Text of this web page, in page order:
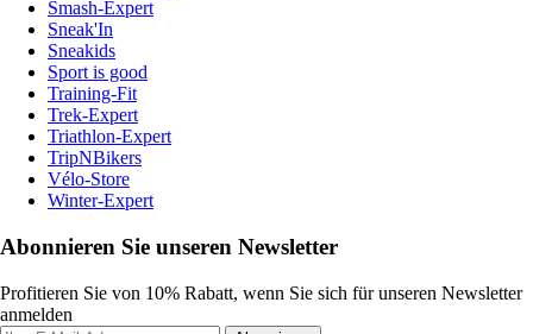
Smash-Expert
Sneak'In
Sneakids
Sport is good
Training-Fit
Trek-Expert
Triathlon-Expert
TripNBikers
Vélo-Store
Winter-Expert
Abonnieren Sie unseren Newsletter
Profitieren Sie von 10% Rabatt, wenn Sie sich für unseren Newsletter
anmelden